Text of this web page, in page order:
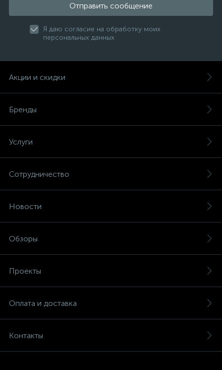
Отправить сообщение
Я даю согласие на обработку моих
персональных данных
Акции и скидки
Бренды
Услуги
Сотрудничество
Новости
Обзоры
Проекты
Оплата и доставка
Контакты